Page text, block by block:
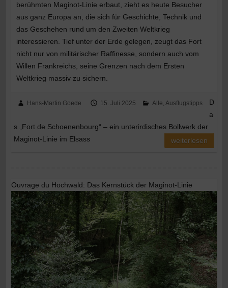
berühmten Maginot-Linie erbaut, zieht es heute Besucher
aus ganz Europa an, die sich für Geschichte, Technik und
das Geschehen rund um den Zweiten Weltkrieg
interessieren. Tief unter der Erde gelegen, zeugt das Fort
nicht nur von militärischer Raffinesse, sondern auch vom
Willen Frankreichs, seine Grenzen nach dem Ersten
Weltkrieg massiv zu sichern.
Hans-Martin Goede 15. Juli 2025 Alle, Ausflugstipps
D
a
s „Fort de Schoenenbourg“ – ein unterirdisches Bollwerk der
Maginot-Linie im Elsass
weiterlesen
Ouvrage du Hochwald: Das Kernstück der Maginot-Linie